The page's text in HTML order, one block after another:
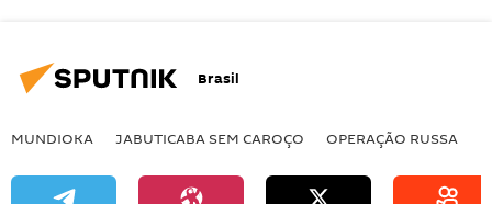
Brasil
MUNDIOKA JABUTICABA SEM CAROÇO OPERAÇÃO RUSSA